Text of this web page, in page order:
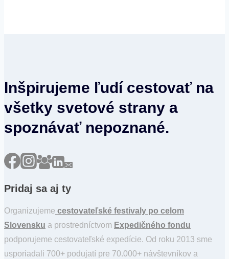
Inšpirujeme ľudí cestovať na
všetky svetové strany a
spoznávať nepoznané.
Pridaj sa aj ty
Organizujeme cestovateľské festivaly po celom
Slovensku a prostredníctvom Expedičného fondu
podporujeme cestovateľské expedície. Od roku 2013 sme
usporiadali 700+ podujatí pre 70.000+ návštevníkov a